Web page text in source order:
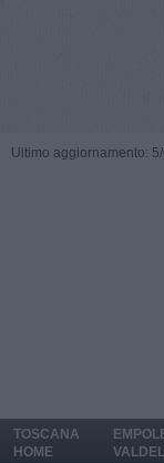
Ultimo aggiornamento: 5/
TOSCANA
HOME